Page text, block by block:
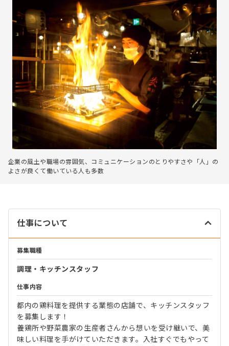
企業の風土や職場の雰囲気、コミュニケーションのとりやすさや「人」の
よさが良くて働いている人も多数
仕事について
募集職種
調理・キッチンスタッフ
仕事内容
都内の鶏料理を提供する業態の店舗で、キッチンスタッフ
を募集します！
養鶏所や野菜農家の生産者さんから想いを受け継いで、美
味しい料理を手がけていただきます。入社すぐでもやって